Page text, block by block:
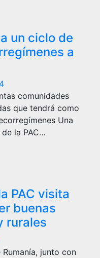
un ciclo de
a
comunidades
que tendrá como
Una
la PAC…
PAC visita
buenas
rurales
Rumanía, junto con